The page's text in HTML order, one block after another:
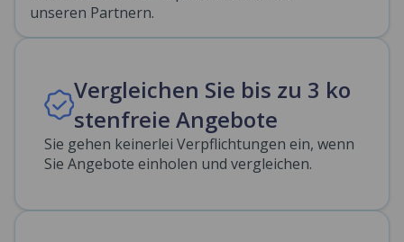
unseren Partnern.
Vergleichen Sie bis zu 3 ko
stenfreie Angebote
Sie gehen keinerlei Verpflichtungen ein, wenn
Sie Angebote einholen und vergleichen.